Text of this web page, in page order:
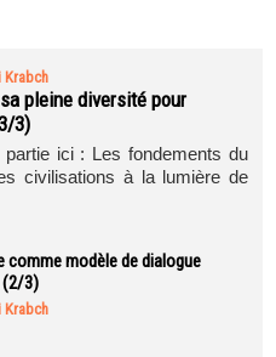
Krabch
pleine diversité pour
3)
partie ici : Les fondements du
civilisations à la lumière de
comme modèle de dialogue
(2/3)
Krabch